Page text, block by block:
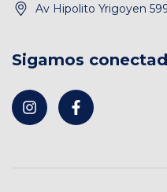
Av Hipolito Yrigoyen
Sigamos